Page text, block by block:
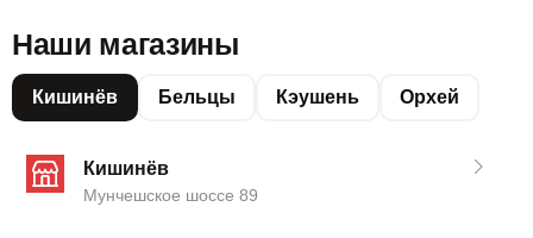
Наши магазины
Кишинёв Бельцы Кэушень Орхей
Кишинёв
Мунчешское шоссе 89